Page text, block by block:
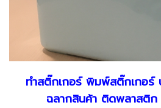
ทำสติ๊กเกอร์ พิมพ์สติ๊กเกอร์
ฉลากสินค้า ติดพลาสติ